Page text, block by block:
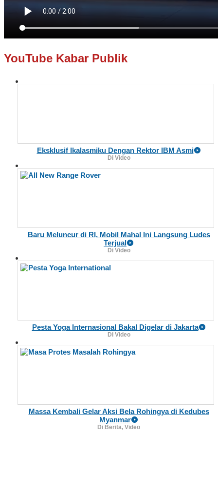
YouTube Kabar Publik
Eksklusif Ikalasmiku Dengan Rektor IBM Asmi
Di Video
Baru Meluncur di RI, Mobil Mahal Ini Langsung Ludes
Terjual
Di Video
Pesta Yoga Internasional Bakal Digelar di Jakarta
Di Video
Massa Kembali Gelar Aksi Bela Rohingya di Kedubes
Myanmar
Di Berita, Video